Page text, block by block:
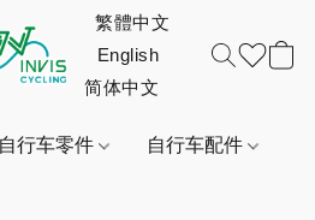
自行车零件 自行车配件